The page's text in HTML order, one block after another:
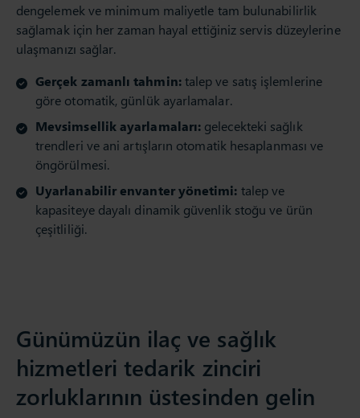
dengelemek ve minimum maliyetle tam bulunabilirlik
sağlamak için her zaman hayal ettiğiniz servis düzeylerine
ulaşmanızı sağlar.
Gerçek zamanlı tahmin:talep ve satış işlemlerine
göre otomatik, günlük ayarlamalar.
Mevsimsellik ayarlamaları: gelecekteki sağlık
trendleri ve ani artışların otomatik hesaplanması ve
öngörülmesi.
Uyarlanabilir envanter yönetimi: talep ve
kapasiteye dayalı dinamik güvenlik stoğu ve ürün
çeşitliliği.
Günümüzün ilaç ve sağlık
hizmetleri tedarik zinciri
zorluklarının üstesinden gelin